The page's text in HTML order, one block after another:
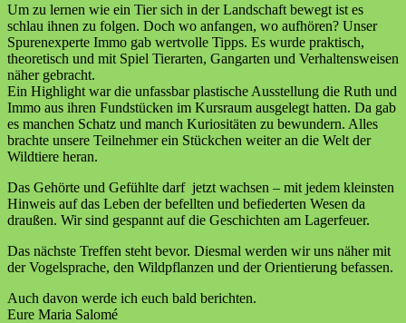
Um zu lernen wie ein Tier sich in der Landschaft bewegt ist es
schlau ihnen zu folgen. Doch wo anfangen, wo aufhören? Unser
Spurenexperte Immo gab wertvolle Tipps. Es wurde praktisch,
theoretisch und mit Spiel Tierarten, Gangarten und Verhaltensweisen
näher gebracht.
Ein Highlight war die unfassbar plastische Ausstellung die Ruth und
Immo aus ihren Fundstücken im Kursraum ausgelegt hatten. Da gab
es manchen Schatz und manch Kuriositäten zu bewundern. Alles
brachte unsere Teilnehmer ein Stückchen weiter an die Welt der
Wildtiere heran.
Das Gehörte und Gefühlte darf jetzt wachsen – mit jedem kleinsten
Hinweis auf das Leben der befellten und befiederten Wesen da
draußen. Wir sind gespannt auf die Geschichten am Lagerfeuer.
Das nächste Treffen steht bevor. Diesmal werden wir uns näher mit
der Vogelsprache, den Wildpflanzen und der Orientierung befassen.
Auch davon werde ich euch bald berichten.
Eure Maria Salomé